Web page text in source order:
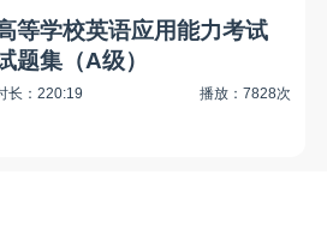
等学校英语应用能力考试
题集（A级）
长：220:19 播放：7828次